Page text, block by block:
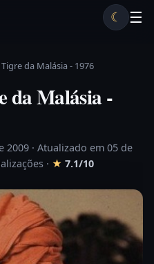
☰
☾
da Malásia - 1976
da Malásia -
2009 · Atualizado em 05 de
· ★ 7.1/10